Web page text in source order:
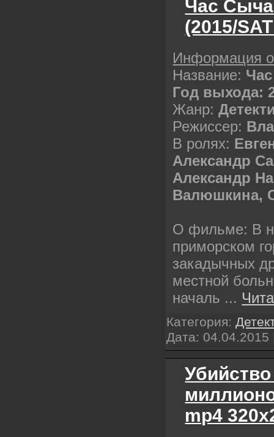
Час Сыча
(2015/
Информация
Название:
Год выхода:
Жанр:
Режиссер:
В ролях:
Александр
Александр
Валюшкина,
О фильме: В
приморском
закадычных
местной
началь ...
Категория:
Дата: 04.04.2015
mp4